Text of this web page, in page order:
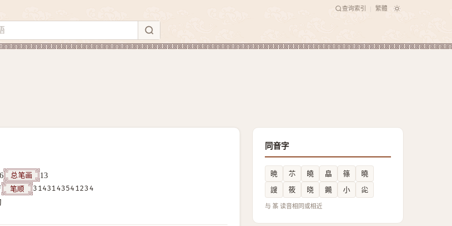
查询索引 繁體
6 总笔画
13
笔顺
3143143541234
同音字
暁 䒕 皢 皛 篠
曉
謏
筱 晓 䥵 小 㕾
与 筿 读音相同或相近